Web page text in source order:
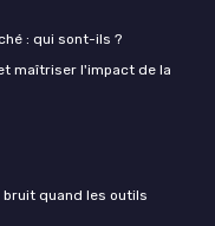
: qui sont-ils ?
maîtriser l'impact de la
quand les outils